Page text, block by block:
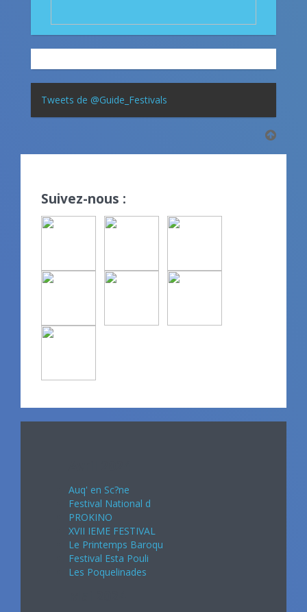
Tweets de @Guide_Festivals
Suivez-nous :
Auq' en Sc?ne
Festival National d
PROKINO
XVII IEME FESTIVAL
Le Printemps Baroqu
Festival Esta Pouli
Les Poquelinades